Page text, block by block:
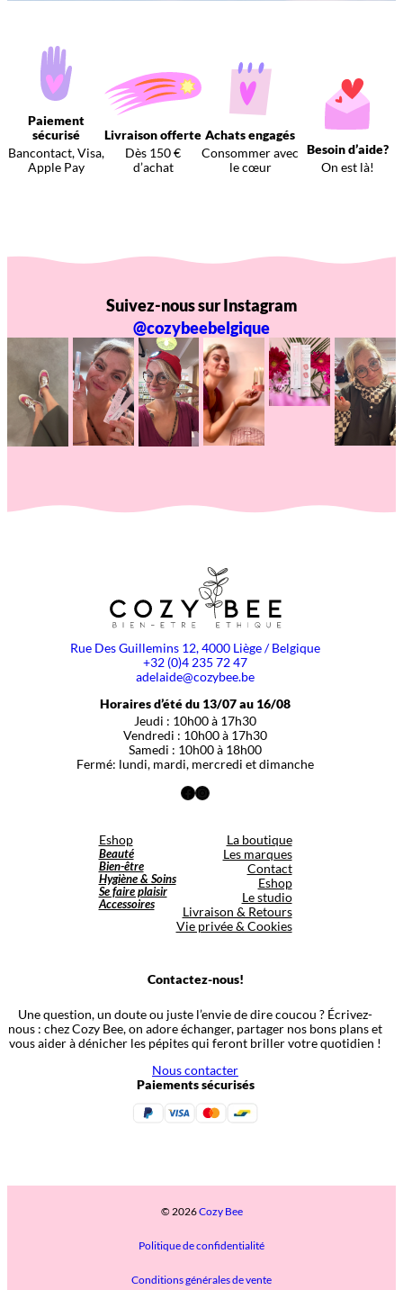
Paiement
sécurisé
Bancontact, Visa,
Apple Pay
Livraison offerte
Dès 150 €
d’achat
Achats engagés
Consommer avec
le cœur
Besoin d’aide?
On est là!
Suivez-nous sur Instagram
@cozybeebelgique
Rue Des Guillemins 12, 4000 Liège / Belgique
+32 (0)4 235 72 47
adelaide@cozybee.be
Horaires d’été du 13/07 au 16/08
Jeudi : 10h00 à 17h30
Vendredi : 10h00 à 17h30
Samedi : 10h00 à 18h00
Fermé: lundi, mardi, mercredi et dimanche
Facebook
Instagram
Eshop
Beauté
Bien-être
Hygiène & Soins
Se faire plaisir
Accessoires
La boutique
Les marques
Contact
Eshop
Le studio
Livraison & Retours
Vie privée & Cookies
Contactez-nous!
Une question, un doute ou juste l’envie de dire coucou ? Écrivez-
nous : chez Cozy Bee, on adore échanger, partager nos bons plans et
vous aider à dénicher les pépites qui feront briller votre quotidien !
Nous contacter
Paiements sécurisés
© 2026Cozy Bee
Politique de confidentialité
Conditions générales de vente